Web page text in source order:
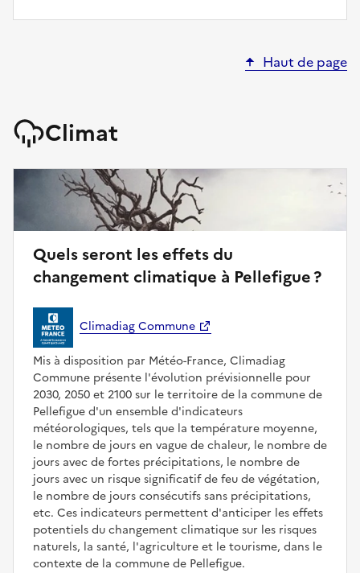
Haut de page
Climat
Quels seront les effets du
changement climatique à Pellefigue ?
Climadiag Commune
Mis à disposition par Météo-France, Climadiag
Commune présente l'évolution prévisionnelle pour
2030, 2050 et 2100 sur le territoire de la commune de
Pellefigue d'un ensemble d'indicateurs
météorologiques, tels que la température moyenne,
le nombre de jours en vague de chaleur, le nombre de
jours avec de fortes précipitations, le nombre de
jours avec un risque significatif de feu de végétation,
le nombre de jours consécutifs sans précipitations,
etc. Ces indicateurs permettent d'anticiper les effets
potentiels du changement climatique sur les risques
naturels, la santé, l'agriculture et le tourisme, dans le
contexte de la commune de Pellefigue.